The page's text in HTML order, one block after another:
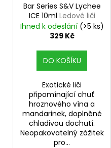
Bar Series S&V Lychee
ICE 10ml Ledové liči
Ihned k odeslání (>5 ks)
329 Kč
DO KOŠÍKU
Exotické liči
připomínající chuť
hroznového vína a
mandarinek, doplněné
chladivou dochutí.
Neopakovatelný zážitek
pro...